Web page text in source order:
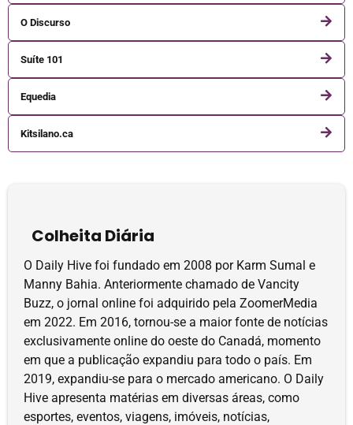
O Discurso
Suíte 101
Equedia
Kitsilano.ca
Colheita Diária
O Daily Hive foi fundado em 2008 por Karm Sumal e
Manny Bahia. Anteriormente chamado de Vancity
Buzz, o jornal online foi adquirido pela ZoomerMedia
em 2022. Em 2016, tornou-se a maior fonte de notícias
exclusivamente online do oeste do Canadá, momento
em que a publicação expandiu para todo o país. Em
2019, expandiu-se para o mercado americano. O Daily
Hive apresenta matérias em diversas áreas, como
esportes, eventos, viagens, imóveis, notícias,